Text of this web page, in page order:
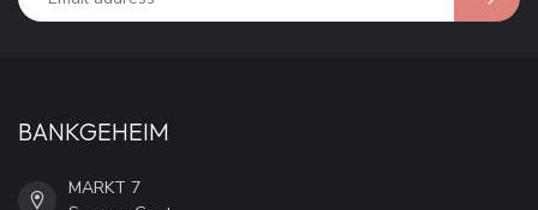
BANKGEHEIM
MARKT 7